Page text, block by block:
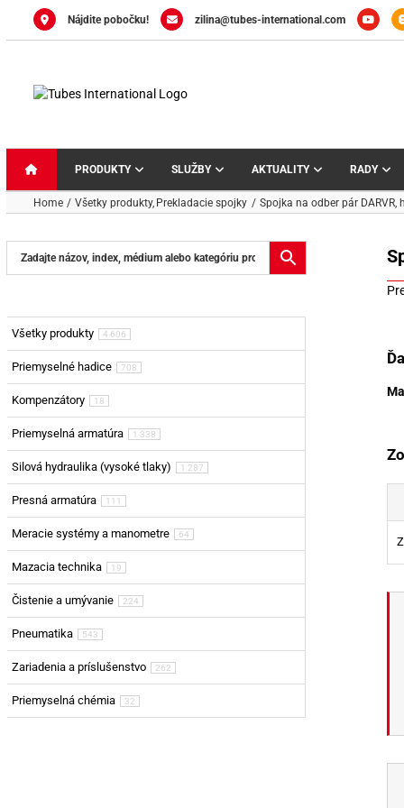
Nájdite pobočku! zilina@tubes-international.com
PRODUKTY SLUŽBY AKTUALITY RADY
Home Všetky produkty Prekladacie spojky Spojka na odber pár DARVR,
Všetky produkty 4 606
Priemyselné hadice 708
Kompenzátory 18
Priemyselná armatúra 1 338
Silová hydraulika (vysoké tlaky) 1 287
Presná armatúra 111
Meracie systémy a manometre 64
Mazacia technika 19
Čistenie a umývanie 224
Pneumatika 543
Zariadenia a príslušenstvo 262
Priemyselná chémia 32